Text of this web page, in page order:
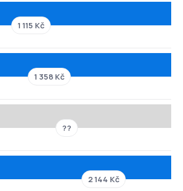
1 115 Kč
1 358 Kč
??
2 144 Kč